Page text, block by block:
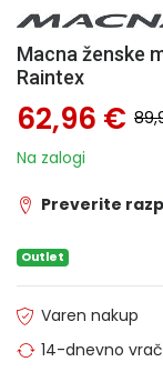
Macna ženske
Raintex
62,96 €
Na zalogi
Preverite
Outlet
Varen nakup
14-dnevno